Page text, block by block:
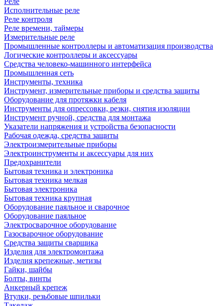
Исполнительные реле
Реле контроля
Реле времени, таймеры
Измерительные реле
Промышленные контроллеры и автоматизация производства
Логические контроллеры и аксессуары
Средства человеко-машинного интерфейса
Промышленная сеть
Инструменты, техника
Инструмент, измерительные приборы и средства защиты
Оборудование для протяжки кабеля
Инструменты для опрессовки, резки, снятия изоляции
Инструмент ручной, средства для монтажа
Указатели напряжения и устройства безопасности
Рабочая одежда, средства защиты
Электроизмерительные приборы
Электроинструменты и аксессуары для них
Предохранители
Бытовая техника и электроника
Бытовая техника мелкая
Бытовая электроника
Бытовая техника крупная
Оборудование паяльное и сварочное
Оборудование паяльное
Электросварочное оборудование
Газосварочное оборудование
Средства защиты сварщика
Изделия для электромонтажа
Изделия крепежные, метизы
Гайки, шайбы
Болты, винты
Анкерный крепеж
Втулки, резьбовые шпильки